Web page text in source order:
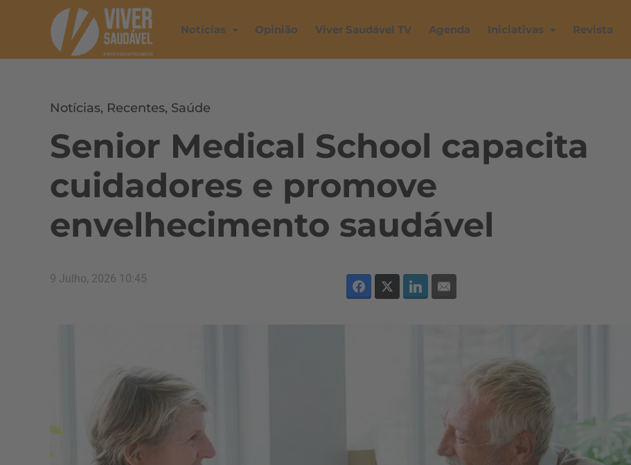
Notícias Opinião Viver Saudável TV Agenda Iniciativas Revista
Notícias, Recentes, Saúde
Senior Medical School capacita
cuidadores e promove
envelhecimento saudável
9 Julho, 2026 10:45